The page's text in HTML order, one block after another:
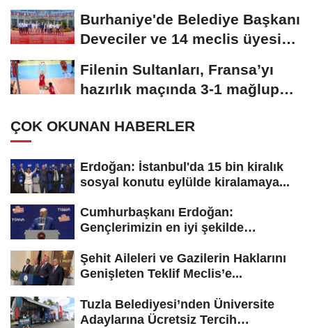
Burhaniye'de Belediye Başkanı
Deveciler ve 14 meclis üyesi
Filenin Sultanları, Fransa’yı
hazırlık maçında 3-1 mağlup
ÇOK OKUNAN HABERLER
Erdoğan: İstanbul'da 15 bin kiralık
sosyal konutu eylülde kiralamaya...
Cumhurbaşkanı Erdoğan:
Gençlerimizin en iyi şekilde
Şehit Aileleri ve Gazilerin Haklarını
Genişleten Teklif Meclis’e...
Tuzla Belediyesi’nden Üniversite
Adaylarına Ücretsiz Tercih